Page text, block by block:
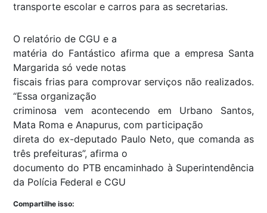
transporte escolar e carros para as secretarias.
O relatório de CGU e a
matéria do Fantástico afirma que a empresa Santa
Margarida só vede notas
fiscais frias para comprovar serviços não realizados.
“Essa organização
criminosa vem acontecendo em Urbano Santos,
Mata Roma e Anapurus, com participação
direta do ex-deputado Paulo Neto, que comanda as
três prefeituras”, afirma o
documento do PTB encaminhado à Superintendência
da Polícia Federal e CGU
Compartilhe isso: